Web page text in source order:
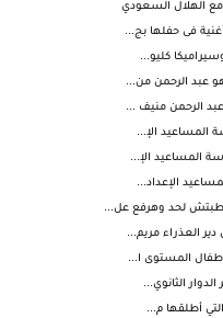
الهلال السعودي
كليو...
عبد الرحمن من...
الرحمن منيف ...
المساعيد الإ...
المساعيد الإ...
الإعداد...
لحد وهرفع عل...
العذراء مريم...
المستوى ا...
الثانوي...
أطلقها م...